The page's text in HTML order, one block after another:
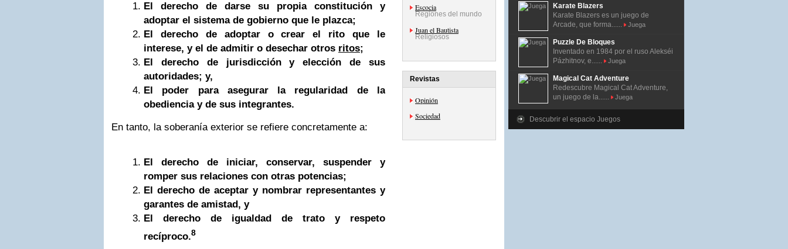
El derecho de darse su propia constitución y
adoptar el sistema de gobierno que le plazca;
El derecho de adoptar o crear el rito que le
interese, y el de admitir o desechar otros ritos;
El derecho de jurisdicción y elección de sus
autoridades; y,
El poder para asegurar la regularidad de la
obediencia y de sus integrantes.
En tanto, la soberanía exterior se refiere concretamente a:
El derecho de iniciar, conservar, suspender y
romper sus relaciones con otras potencias;
El derecho de aceptar y nombrar representantes y
garantes de amistad, y
El derecho de igualdad de trato y respeto
recíproco.8
Escocia
Regiones del mundo
Juan el Bautista
Religiosos
Revistas
Opinión
Sociedad
Karate Blazers
Karate Blazers es un juego de
Arcade, que forma......
Juega
Puzzle De Bloques
Inventado en 1984 por el ruso Alekséi
Pázhitnov, e......
Juega
Magical Cat Adventure
Redescubre Magical Cat Adventure,
un juego de la......
Juega
Descubrir el espacio Juegos